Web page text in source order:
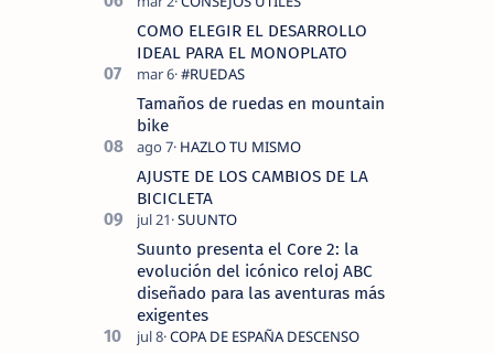
COMO ELEGIR EL DESARROLLO
IDEAL PARA EL MONOPLATO
Tamaños de ruedas en mountain
bike
AJUSTE DE LOS CAMBIOS DE LA
BICICLETA
Suunto presenta el Core 2: la
evolución del icónico reloj ABC
diseñado para las aventuras más
exigentes